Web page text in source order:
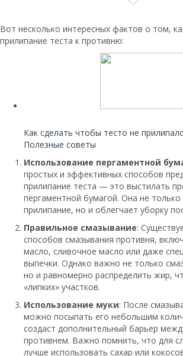
Вот несколько интересных фактов о том,
прилипание теста к противню:
Как сделать чтобы тесто не
Полезные советы
Использование пергаментной
простых и эффективных способов
прилипание теста — это выстилать
пергаментной бумагой. Она не
прилипание, но и облегчает уборку
Правильное смазывание:
способов смазывания противня,
масло, сливочное масло или даже
выпечки. Однако важно не только
но и равномерно распределить жир,
«липких» участков.
Использование муки: После
можно посыпать его небольшим
создаст дополнительный барьер
противнем. Важно помнить, что для
лучше использовать сахар или